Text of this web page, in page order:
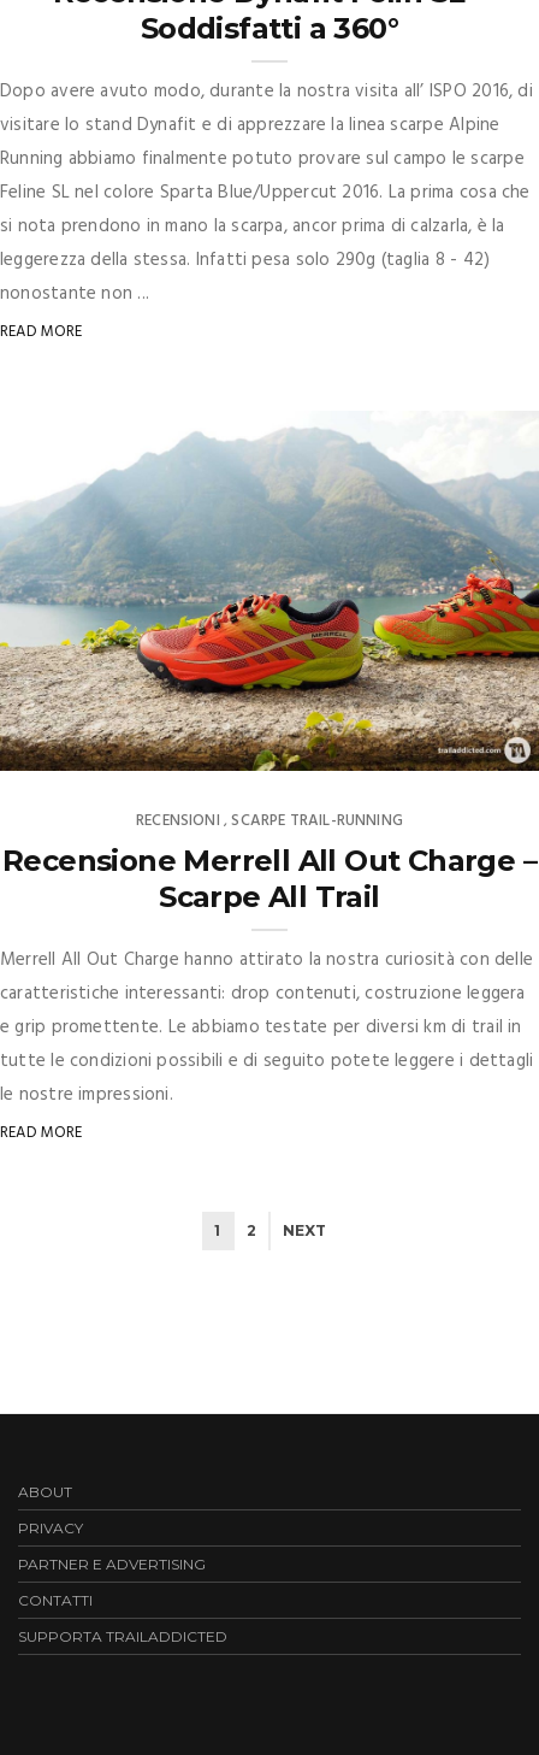
Soddisfatti a 360°
Dopo avere avuto modo, durante la nostra visita all’ ISPO 2016, di
visitare lo stand Dynafit e di apprezzare la linea scarpe Alpine
Running abbiamo finalmente potuto provare sul campo le scarpe
Feline SL nel colore Sparta Blue/Uppercut 2016. La prima cosa che
si nota prendono in mano la scarpa, ancor prima di calzarla, è la
leggerezza della stessa. Infatti pesa solo 290g (taglia 8 - 42)
nonostante non ...
READ MORE
RECENSIONI ,SCARPE TRAIL-RUNNING
Recensione Merrell All Out Charge –
Scarpe All Trail
Merrell All Out Charge hanno attirato la nostra curiosità con delle
caratteristiche interessanti: drop contenuti, costruzione leggera
e grip promettente. Le abbiamo testate per diversi km di trail in
tutte le condizioni possibili e di seguito potete leggere i dettagli
le nostre impressioni.
READ MORE
1 2 NEXT
ABOUT
PRIVACY
PARTNER E ADVERTISING
CONTATTI
SUPPORTA TRAILADDICTED